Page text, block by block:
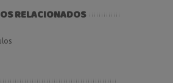
RELACIONADOS